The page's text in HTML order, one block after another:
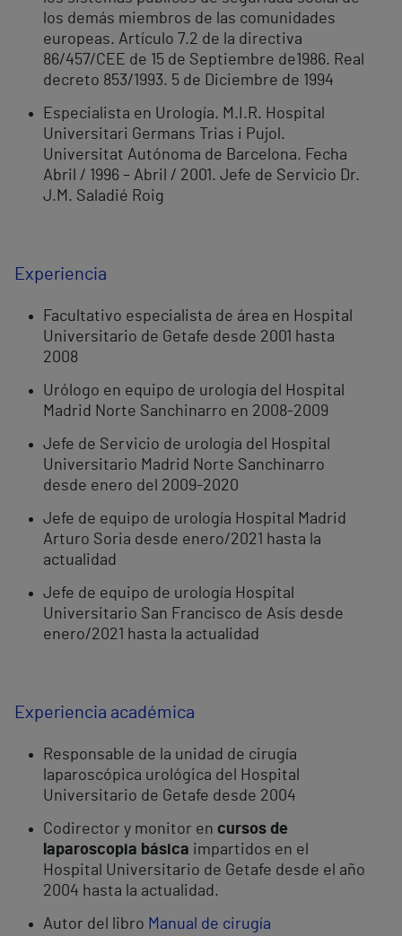
los demás miembros de las comunidades
europeas. Artículo 7.2 de la directiva
86/457/CEE de 15 de Septiembre de1986. Real
decreto 853/1993. 5 de Diciembre de 1994
Especialista en Urología. M.I.R. Hospital
Universitari Germans Trias i Pujol.
Universitat Autónoma de Barcelona. Fecha
Abril / 1996 – Abril / 2001. Jefe de Servicio Dr.
J.M. Saladié Roig
Experiencia
Facultativo especialista de área en Hospital
Universitario de Getafe desde 2001 hasta
2008
Urólogo en equipo de urología del Hospital
Madrid Norte Sanchinarro en 2008-2009
Jefe de Servicio de urología del Hospital
Universitario Madrid Norte Sanchinarro
desde enero del 2009-2020
​Jefe de equipo de urología Hospital Madrid
Arturo Soria desde enero/2021 hasta la
actualidad
Jefe de equipo de urología Hospital
Universitario San Francisco de Asís desde
enero/2021 hasta la actualidad
Experiencia académica
Responsable de la unidad de cirugía
laparoscópica urológica del Hospital
Universitario de Getafe desde 2004
Codirector y monitor en cursos de
laparoscopia básica impartidos en el
Hospital Universitario de Getafe desde el año
2004 hasta la actualidad.
Autor del libro Manual de cirugía